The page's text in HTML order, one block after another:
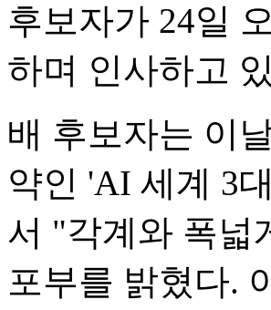
후보자가 24일
하며 인사하고
배 후보자는 이
약인 'AI 세계 3
서 "각계와 폭넓
포부를 밝혔다.